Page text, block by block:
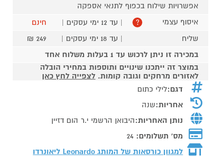
אפשרויות שילוח בכפוף לתנאי אספקה
איסוף עצמי
? | עד 12 ימי עסקים |
חינם
שליח
| עד 18 ימי עסקים |
249 ₪
במכירה זו ניתן לרכוש עד 1 בעלות משלוח אחד
במוצר זה ייתכנו שינויים ותוספות במחירי הובלה
לאזורים מרחקים וגובה קומות. לצפייה לחץ כאן
דגם:לילי כתום
אחריות:שנה
נותן האחריות:היבואן הרשמי י.ר הום דזיין
מס' תשלומים: 24
למגוון כורסאות של המותג Leonardo ליאונרדו